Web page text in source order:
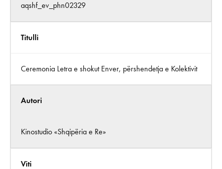
aqshf_ev_phn02329
Titulli
Ceremonia Letra e shokut Enver, përshendetja e Kolektivit
Autori
Kinostudio «Shqipëria e Re»
Viti